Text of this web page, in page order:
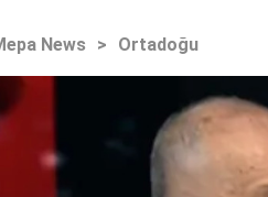
News > Ortadoğu